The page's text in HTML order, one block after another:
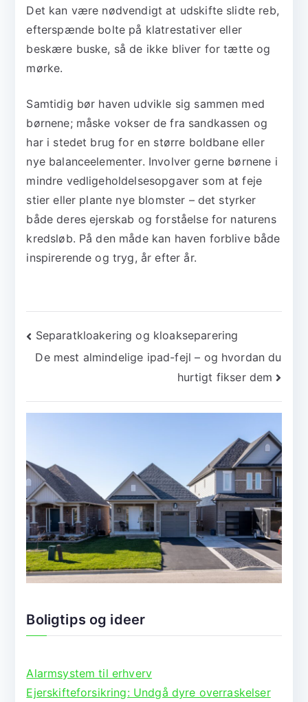
Det kan være nødvendigt at udskifte slidte reb,
efterspænde bolte på klatrestativer eller
beskære buske, så de ikke bliver for tætte og
mørke.
Samtidig bør haven udvikle sig sammen med
børnene; måske vokser de fra sandkassen og
har i stedet brug for en større boldbane eller
nye balanceelementer. Involver gerne børnene i
mindre vedligeholdelsesopgaver som at feje
stier eller plante nye blomster – det styrker
både deres ejerskab og forståelse for naturens
kredsløb. På den måde kan haven forblive både
inspirerende og tryg, år efter år.
Indlægsnavigation
Separatkloakering og kloakseparering
De mest almindelige ipad-fejl – og hvordan du
hurtigt fikser dem
Boligtips og ideer
Alarmsystem til erhverv
Ejerskifteforsikring: Undgå dyre overraskelser